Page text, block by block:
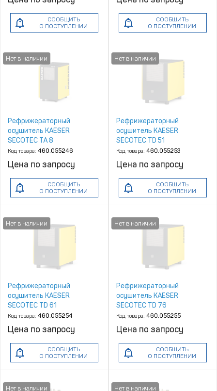
СООБЩИТЬ
О ПОСТУПЛЕНИИ
СООБЩИТЬ
О ПОСТУПЛЕНИИ
Рефрижераторный
осушитель KAESER
SECOTEC TA 8
Код товара: 460.055246
Цена по запросу
СООБЩИТЬ
О ПОСТУПЛЕНИИ
Рефрижераторный
осушитель KAESER
SECOTEC TD 51
Код товара: 460.055253
Цена по запросу
СООБЩИТЬ
О ПОСТУПЛЕНИИ
Рефрижераторный
осушитель KAESER
SECOTEC TD 61
Код товара: 460.055254
Цена по запросу
СООБЩИТЬ
О ПОСТУПЛЕНИИ
Рефрижераторный
осушитель KAESER
SECOTEC TD 76
Код товара: 460.055255
Цена по запросу
СООБЩИТЬ
О ПОСТУПЛЕНИИ